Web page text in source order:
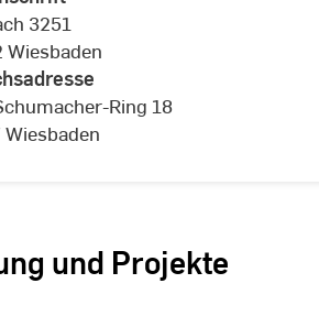
3251
Wiesbaden
Ring 18
und Projekte